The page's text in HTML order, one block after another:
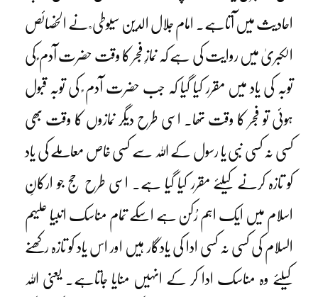
احادیث میں آتاہے۔ امام جلال الدین سیوطی ؒ نے الخصائص
الکبریٰ میں روایت کی ہے کہ نمازِ فجر کا وقت حضرت آدم ؑ کی
توبہ کی یاد میں مقرر کیا گیا کہ جب حضرت آدم ؑ کی توبہ قبول
ہوئی تو فجر کا وقت تھا۔ اسی طرح دیگر نمازوں کا وقت بھی
کسی نہ کسی نبی یا رسول کے اللہ سے کسی خاص معاملے کی یاد
کو تازہ کرنے کیلئے مقرر کیا گیا ہے۔ اسی طرح حج جو ارکانِ
اسلام میں ایک اہم رُکن ہے اسکے تمام مناسک انبیا علیہم
السلام کی کسی نہ کسی ادا کی یادگار ہیں اور اس یاد کو تازہ رکھنے
کیلئے وہ مناسک ادا کر کے انہیں منایا جاتاہے۔ یعنی اللہ